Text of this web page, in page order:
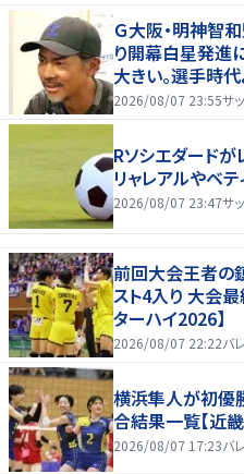
Ｇ大阪・明神智
り開幕白星発進
大きい。選手時
2026/08/07 23:55サ
Rソシエダードが
リャレアルやベ
2026/08/07 23:47サ
前回大会王者の
スト4入り 大会
ターハイ2026】
2026/08/07 22:22バ
横浜隼人が初優
合結果一覧【近
2026/08/07 17:23バ